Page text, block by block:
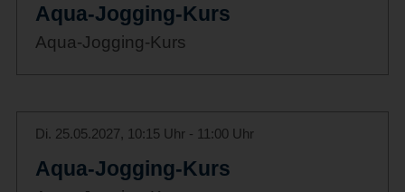
Aqua-Jogging-Kurs
Aqua-Jogging-Kurs
Di. 25.05.2027, 10:15 Uhr - 11:00 Uhr
Aqua-Jogging-Kurs